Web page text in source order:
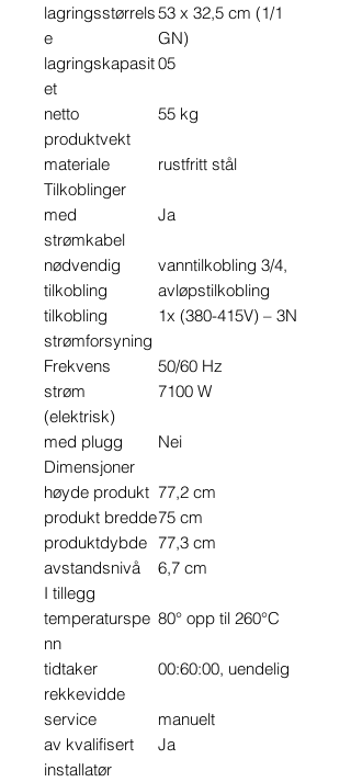
lagringsstørrels
e
53 x 32,5 cm (1/1
GN)
lagringskapasit
et
05
netto
produktvekt
55 kg
materiale
rustfritt stål
Tilkoblinger
med
strømkabel
Ja
nødvendig
tilkobling
vanntilkobling 3/4,
avløpstilkobling
tilkobling
strømforsyning
1x (380-415V) – 3N
Frekvens
50/60 Hz
strøm
(elektrisk)
7100 W
med plugg
Nei
Dimensjoner
høyde produkt 77,2 cm
produkt bredde75 cm
produktdybde 77,3 cm
avstandsnivå
6,7 cm
I tillegg
temperaturspe
nn
80° opp til 260°C
tidtaker
rekkevidde
00:60:00, uendelig
service
manuelt
av kvalifisert
installatør
Ja